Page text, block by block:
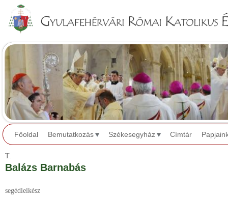
Főoldal Bemutatkozás Székesegyház Címtár
T.
Balázs Barnabás
segédlelkész